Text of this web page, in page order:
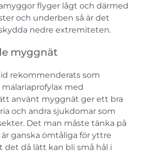
flyger lågt och därmed
och underben så är det
nedre extremiteten.
myggnät
rekommenderats som
med
använt myggnät ger ett bra
och andra sjukdomar som
Det man måste tänka på
ganska ömtåliga för yttre
det då lätt kan bli små hål i